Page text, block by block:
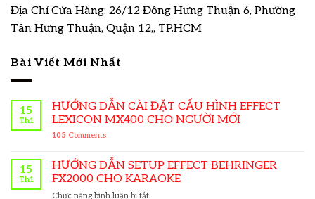
Địa Chỉ Cửa Hàng: 26/12 Đông Hưng Thuận 6, Phường
Tân Hưng Thuận, Quận 12,, TP.HCM
Bài Viết Mới Nhất
15
Th1
HƯỚNG DẪN CÀI ĐẶT CẤU HÌNH EFFECT
LEXICON MX400 CHO NGƯỜI MỚI
105 Comments
15
Th1
HƯỚNG DẪN SETUP EFFECT BEHRINGER
FX2000 CHO KARAOKE
Chức năng bình luận bị tắtở